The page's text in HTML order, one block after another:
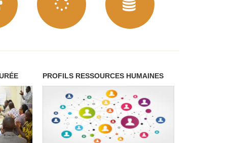
PROFILS RESSOURCES HUMAINES